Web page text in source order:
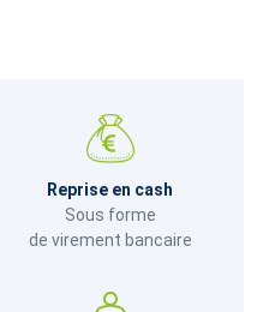
Reprise en cash
Sous forme
de virement bancaire